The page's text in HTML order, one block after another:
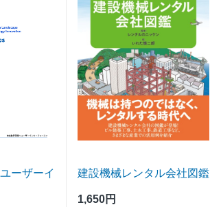
ーザーイ
建設機械レンタル会社図鑑
1,650円